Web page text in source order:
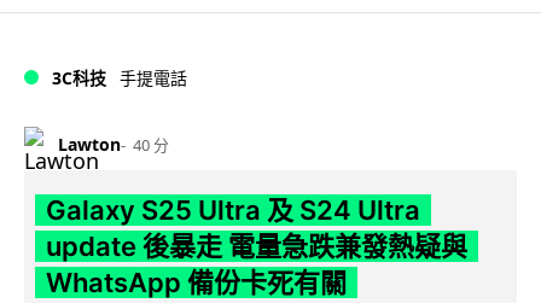
3C科技 手提電話
Lawton 40 分
Galaxy S25 Ultra 及 S24 Ultra
update 後暴走 電量急跌兼發熱疑與
WhatsApp 備份卡死有關